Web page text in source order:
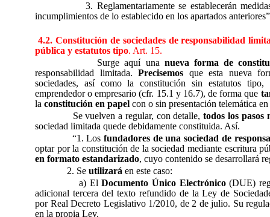
3. Reglamentariamente se establecerán
incumplimientos de lo establecido en los apartados
4.2. Constitución de sociedades de responsabilidad
pública y estatutos tipo. Art. 15.
Surge aquí una nueva forma de
responsabilidad limitada.Precisemos que esta nueva
sociedades, así como la constitución sin estatutos tipo,
emprendedor o empresario (cfr. 15.1 y 16.7), de forma que
la constitución en papel con o sin presentación telemática
Se vuelven a regular, con detalle,todos los pasos
sociedad limitada quede debidamente constituida. Así.
“1. Losfundadores de una sociedad de
optar por la constitución de la sociedad mediante escritura
en formato estandarizado, cuyo contenido se desarrollará
2. Se utilizará en este caso:
a) ElDocumento Único Electrónico(DUE)
adicional tercera del texto refundido de la Ley de
por Real Decreto Legislativo 1/2010, de 2 de julio. Su
en la propia Ley.